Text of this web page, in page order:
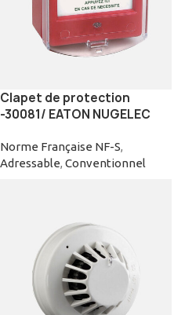
Clapet de protection
-30081/ EATON NUGELEC
Norme Française NF-S,
Adressable, Conventionnel